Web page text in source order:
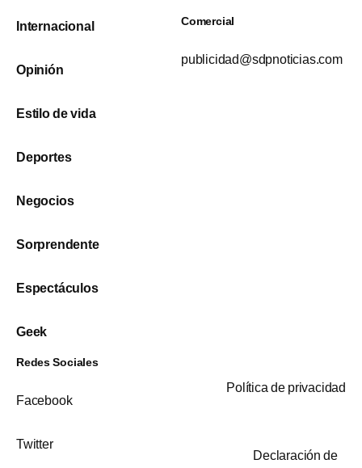
Internacional
Opinión
Estilo de vida
Deportes
Negocios
Sorprendente
Espectáculos
Geek
Comercial
publicidad@sdpnoticias.com
Redes Sociales
Facebook
Twitter
Política de privacidad
Declaración de